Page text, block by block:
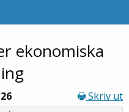
ekonomiska
Skriv ut